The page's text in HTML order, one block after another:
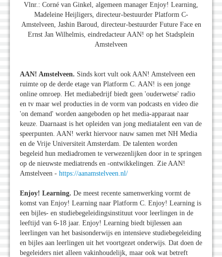
Vlnr.: Corné van Ginkel, algemeen manager Enjoy! Learning,
Madeleine Heijligers, directeur-bestuurder Platform C-
Amstelveen, Jashin Baroud, directeur-bestuurder Future Face en
Ernst Jan Wilhelmis, eindredacteur AAN! op het Stadsplein
Amstelveen
AAN! Amstelveen. Sinds kort vult ook AAN! Amstelveen een
ruimte op de derde etage van Platform C. AAN! is een jonge
online omroep. Het mediabedrijf biedt geen 'ouderwetse' radio
en tv maar wel producties in de vorm van podcasts en video die
'on demand' worden aangeboden op het media-apparaat naar
keuze. Daarnaast is het opleiden van jong mediatalent een van de
speerpunten. AAN! werkt hiervoor nauw samen met NH Media
en de Vrije Universiteit Amsterdam. De talenten worden
begeleid hun mediadromen te verwezenlijken door in te springen
op de nieuwste mediatrends en -ontwikkelingen. Zie AAN!
Amstelveen - https://aanamstelveen.nl/
Enjoy! Learning. De meest recente samenwerking vormt de
komst van Enjoy! Learning naar Platform C. Enjoy! Learning is
een bijles- en studiebegeleidingsinstituut voor leerlingen in de
leeftijd van 6-18 jaar. Enjoy! Learning biedt bijlessen aan
leerlingen van het basisonderwijs en intensieve studiebegeleiding
en bijles aan leerlingen uit het voortgezet onderwijs. Dat doen de
begeleiders niet alleen vakinhoudelijk, maar ook wat betreft